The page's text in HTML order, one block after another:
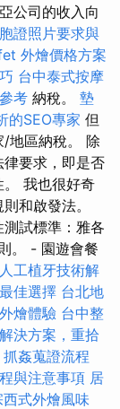
公司的收入向
證照片要求與
外燴價格方案
台中泰式按摩
考 納稅。 墊
的SEO專家 但
/地區納稅。 除
要求，即是否
我也很好奇
和啟發法。
試標準：雅各
。 - 園遊會餐
人工植牙技術解
佳選擇 台北地
燴體驗 台中整
決方案，重拾
抓姦蒐證流程
與注意事項 居
西式外燴風味